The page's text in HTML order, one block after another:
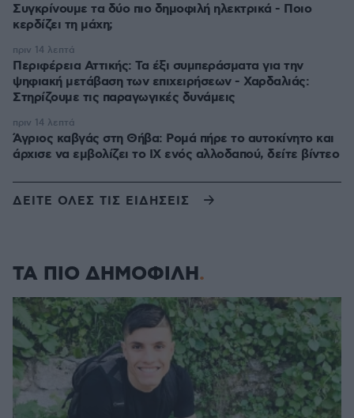
Συγκρίνουμε τα δύο πιο δημοφιλή ηλεκτρικά - Ποιο
κερδίζει τη μάχη;
Περιφέρεια Αττικής: Τα έξι συμπεράσματα για την
ψηφιακή μετάβαση των επιχειρήσεων - Χαρδαλιάς:
Στηρίζουμε τις παραγωγικές δυνάμεις
πριν 14 λεπτά
Άγριος καβγάς στη Θήβα: Ρομά πήρε το αυτοκίνητο και
άρχισε να εμβολίζει το ΙΧ ενός αλλοδαπού, δείτε βίντεο
πριν 14 λεπτά
ΔΕΙΤΕ ΟΛΕΣ ΤΙΣ ΕΙΔΗΣΕΙΣ
ΤΑ ΠΙΟ ΔΗΜΟΦΙΛΗ